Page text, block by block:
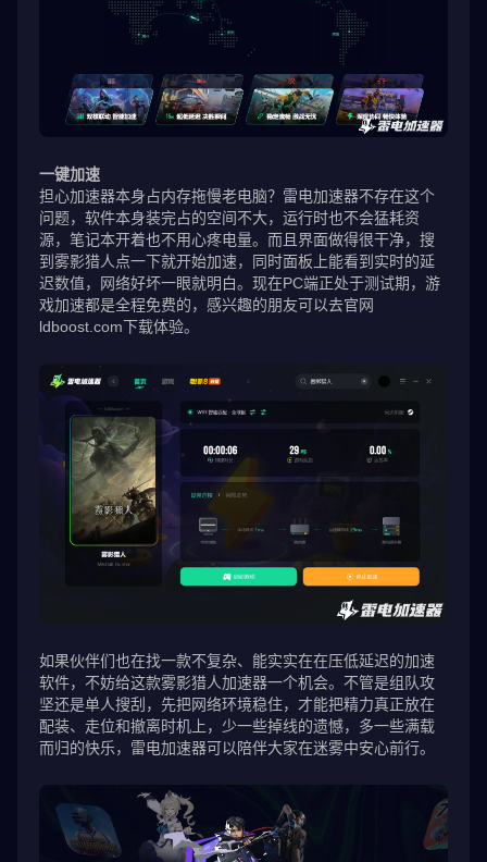
一键加速
担心加速器本身占内存拖慢老电脑？雷电加速器不存在这个
问题，软件本身装完占的空间不大，运行时也不会猛耗资
源，笔记本开着也不用心疼电量。而且界面做得很干净，搜
到雾影猎人点一下就开始加速，同时面板上能看到实时的延
迟数值，网络好坏一眼就明白。现在PC端正处于测试期，游
戏加速都是全程免费的，感兴趣的朋友可以去官网
ldboost.com下载体验。
如果伙伴们也在找一款不复杂、能实实在在压低延迟的加速
软件，不妨给这款雾影猎人加速器一个机会。不管是组队攻
坚还是单人搜刮，先把网络环境稳住，才能把精力真正放在
配装、走位和撤离时机上，少一些掉线的遗憾，多一些满载
而归的快乐，雷电加速器可以陪伴大家在迷雾中安心前行。